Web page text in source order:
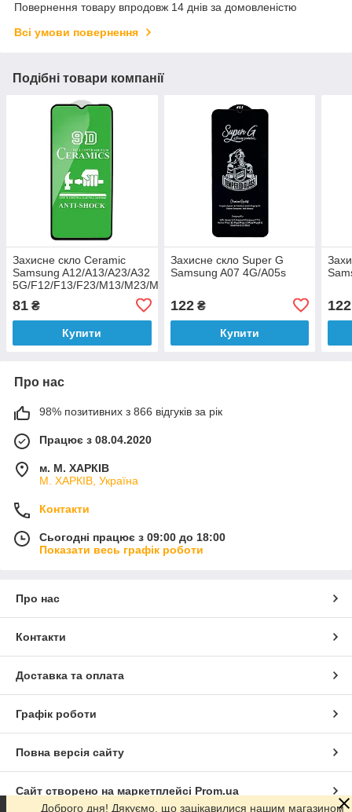
Повернення товару впродовж 14 днів за домовленістю
Всі умови повернення
Подібні товари компанії
Захисне скло Ceramic
Samsung A12/A13/A23/A32
5G/F12/F13/F23/M13/M23/M32
81 ₴
Купити
Захисне скло Super G
Samsung A07 4G/A05s
122₴
Купити
122
Про нас
98% позитивних з 866 відгуків за рік
Працює з 08.04.2020
м. М. ХАРКІВ
М. ХАРКІВ, Україна
Контакти
Сьогодні працює з 09:00 до 18:00
Показати весь графік роботи
Про нас
Контакти
Доставка та оплата
Графік роботи
Повна версія сайту
Сайт створено на маркетплейсі Prom.ua
Доброго дня! Дякуємо, що зацікавилися нашим магазином